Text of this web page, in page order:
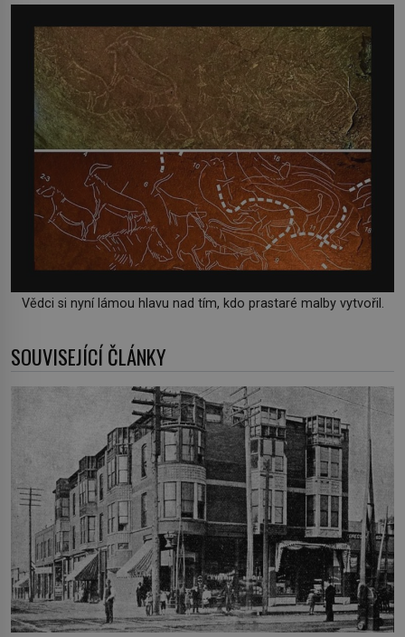
Vědci si nyní lámou hlavu nad tím, kdo prastaré malby vytvořil.
SOUVISEJÍCÍ ČLÁNKY